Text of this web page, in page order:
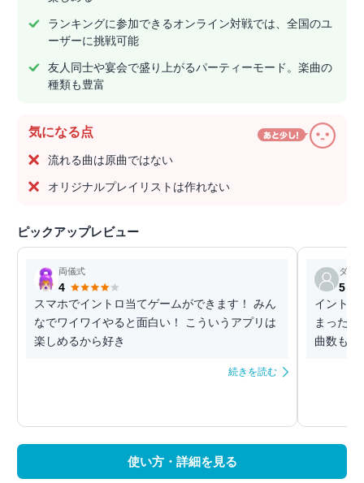
ランキングに参加できるオンライン対戦では、全国のユ
ーザーに挑戦可能
友人同士や宴会で盛り上がるパーティーモード。楽曲の
種類も豊富
気になる点
流れる曲は原曲ではない
オリジナルプレイリストは作れない
ピックアップレビュー
両儀式
4
スマホでイントロ当てゲームができます！ みん
なでワイワイやると面白い！ こういうアプリは
楽しめるから好き
続きを読む
ダミ
5
イントロ
まった
曲数も多
使い方・詳細を見る